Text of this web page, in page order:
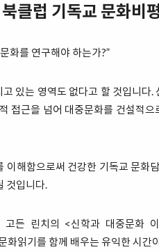
북클럽 기독교 문화비
화를 연구해야 하는가?”
있는 영역도 없다고 할 것입니다
접근을 넘어 대중문화를 건설적
해함으로써 건강한 기독교 문화
것입니다.
고든 린치의 <신학과 대중문화
읽기를 함께 배우는 유익한 시간